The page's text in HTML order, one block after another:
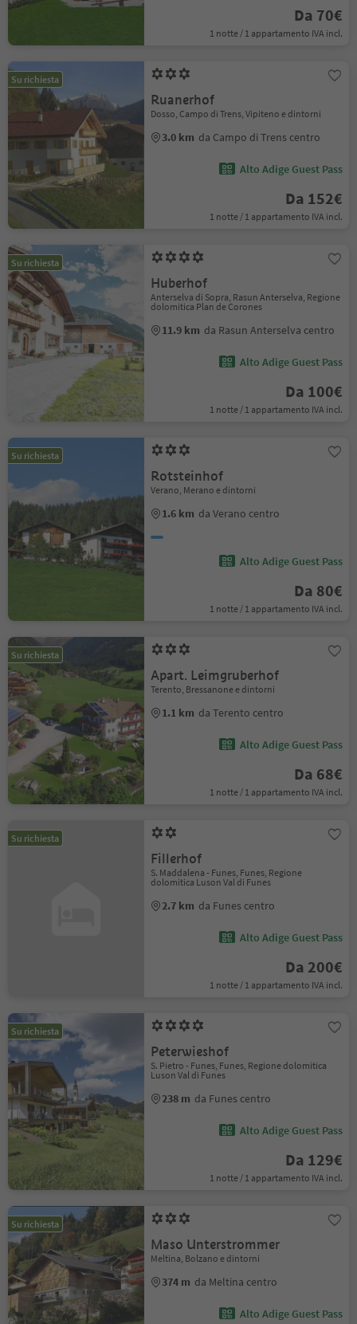
Da 70€
1 notte / 1 appartamento IVA incl.
Su richiesta
Ruanerhof
Dosso, Campo di Trens, Vipiteno e dintorni
3.0 km da Campo di Trens centro
Alto Adige Guest Pass
Da 152€
1 notte / 1 appartamento IVA incl.
Su richiesta
Huberhof
Anterselva di Sopra, Rasun Anterselva, Regione
dolomitica Plan de Corones
11.9 km da Rasun Anterselva centro
Alto Adige Guest Pass
Da 100€
1 notte / 1 appartamento IVA incl.
Su richiesta
Rotsteinhof
Verano, Merano e dintorni
1.6 km da Verano centro
Alto Adige Guest Pass
Da 80€
1 notte / 1 appartamento IVA incl.
Su richiesta
Apart. Leimgruberhof
Terento, Bressanone e dintorni
1.1 km da Terento centro
Alto Adige Guest Pass
Da 68€
1 notte / 1 appartamento IVA incl.
Su richiesta
Fillerhof
S. Maddalena - Funes, Funes, Regione
dolomitica Luson Val di Funes
2.7 km da Funes centro
Alto Adige Guest Pass
Da 200€
1 notte / 1 appartamento IVA incl.
Su richiesta
Peterwieshof
S. Pietro - Funes, Funes, Regione dolomitica
Luson Val di Funes
238 m da Funes centro
Alto Adige Guest Pass
Da 129€
1 notte / 1 appartamento IVA incl.
Su richiesta
Maso Unterstrommer
Meltina, Bolzano e dintorni
374 m da Meltina centro
Alto Adige Guest Pass